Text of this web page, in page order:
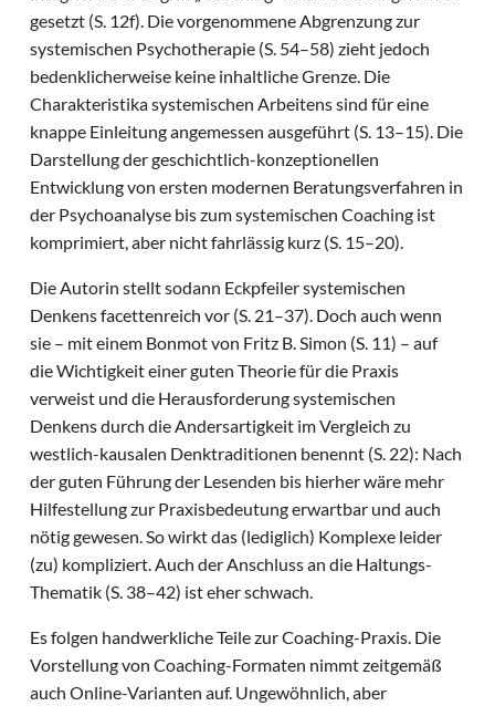
gesetzt (S. 12f). Die vorgenommene Abgrenzung zur
systemischen Psychotherapie (S. 54–58) zieht jedoch
bedenklicherweise keine inhaltliche Grenze. Die
Charakteristika systemischen Arbeitens sind für eine
knappe Einleitung angemessen ausgeführt (S. 13–15). Die
Darstellung der geschichtlich-konzeptionellen
Entwicklung von ersten modernen Beratungsverfahren in
der Psychoanalyse bis zum systemischen Coaching ist
komprimiert, aber nicht fahrlässig kurz (S. 15–20).
Die Autorin stellt sodann Eckpfeiler systemischen
Denkens facettenreich vor (S. 21–37). Doch auch wenn
sie – mit einem Bonmot von Fritz B. Simon (S. 11) – auf
die Wichtigkeit einer guten Theorie für die Praxis
verweist und die Herausforderung systemischen
Denkens durch die Andersartigkeit im Vergleich zu
westlich-kausalen Denktraditionen benennt (S. 22): Nach
der guten Führung der Lesenden bis hierher wäre mehr
Hilfestellung zur Praxisbedeutung erwartbar und auch
nötig gewesen. So wirkt das (lediglich) Komplexe leider
(zu) kompliziert. Auch der Anschluss an die Haltungs-
Thematik (S. 38–42) ist eher schwach.
Es folgen handwerkliche Teile zur Coaching-Praxis. Die
Vorstellung von Coaching-Formaten nimmt zeitgemäß
auch Online-Varianten auf. Ungewöhnlich, aber